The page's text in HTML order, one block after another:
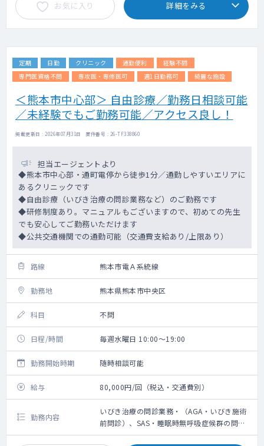
お気に入り 詳細をみる
定期 日勤 クリニック 通勤便利
経験不問
専門医資格不問
専攻医・専修医可 週1日勤務可 綺麗な施設
＜熊本市中心部＞ 自由診療／勤務日相談可能
／未経験でもご勤務可能／アクセス良し！
掲載更新日 : 2026年07月31日 案件番号 : 26-TF338860
担当エージェントより
◆熊本市中心部・通町電停から徒歩1分／通勤しやすいエリアに
あるクリニックです
◆自由診療（いびき治療の問診業務など）のご勤務です
◆研修制度あり。マニュアルもございますので、初めての先生
でも安心してご勤務いただけます
◆公共交通機関での通勤可能（交通費支給あり/上限あり）
路線 熊本市電Ａ系統線
勤務地 熊本県熊本市中央区
科目 不問
日程/時間 毎週水曜日 10:00～19:00
勤務開始時期 随時相談可能
給与 80,000円/回（税込・交通費別）
勤務内容
いびき治療の問診業務・（AGA・いびき施術
前問診）、SAS・睡眠時無呼吸症候群の問診
など保険診療外来、採血、水光注射